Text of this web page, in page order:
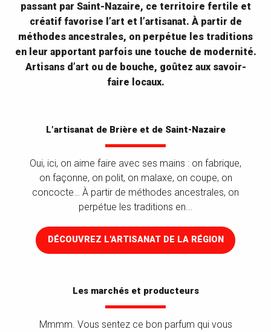
passant par Saint-Nazaire, ce territoire fertile et
créatif favorise l’art et l’artisanat. À partir de
méthodes ancestrales, on perpétue les traditions
en leur apportant parfois une touche de modernité.
Artisans d’art ou de bouche, goûtez aux savoir-
faire locaux.
L’artisanat de Brière et de Saint-Nazaire
Oui, ici, on aime faire avec ses mains : on fabrique,
on façonne, on polit, on malaxe, on coupe, on
concocte… À partir de méthodes ancestrales, on
perpétue les traditions en...
DÉCOUVREZ L'ARTISANAT DE LA RÉGION
Les marchés et producteurs
Mmmm. Vous sentez ce bon parfum qui vous